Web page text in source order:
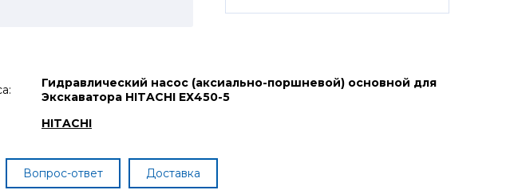
Гидравлический насос (аксиально-поршневой) основной для
Экскаватора HITACHI ЕХ450-5
HITACHI
Вопрос-ответ Доставка